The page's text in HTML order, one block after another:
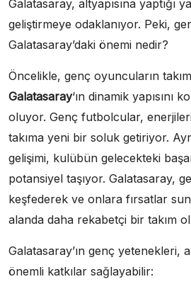
Galatasaray, altyapısına yaptığı
geliştirmeye odaklanıyor. Peki,
Galatasaray’daki önemi nedir?
Öncelikle, genç oyuncuların
Galatasaray‘ın dinamik yapısını
oluyor. Genç futbolcular,
takıma yeni bir soluk getiriyor.
gelişimi, kulübün gelecekteki
potansiyel taşıyor. Galatasaray,
keşfederek ve onlara fırsatlar
alanda daha rekabetçi bir takım
Galatasaray’ın genç yetenekleri,
önemli katkılar sağlayabilir: